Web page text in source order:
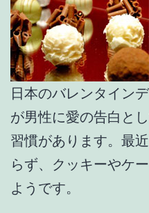
日本のバレンタイン
が男性に愛の告白と
習慣があります。最
らず、クッキーやケ
ようです。